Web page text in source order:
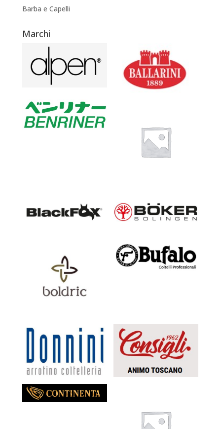
Barba e Capelli
Marchi